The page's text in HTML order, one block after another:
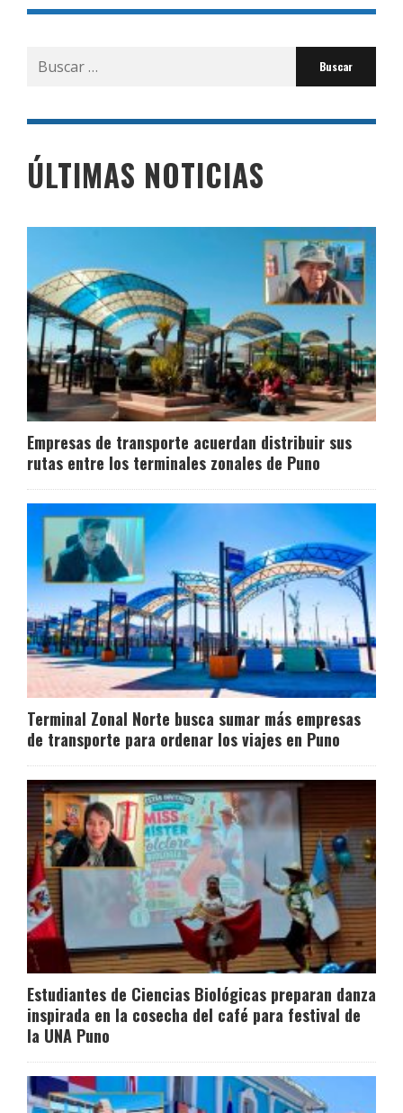
Buscar
por:
ÚLTIMAS NOTICIAS
Empresas de transporte acuerdan distribuir sus
rutas entre los terminales zonales de Puno
Terminal Zonal Norte busca sumar más empresas
de transporte para ordenar los viajes en Puno
Estudiantes de Ciencias Biológicas preparan danza
inspirada en la cosecha del café para festival de
la UNA Puno